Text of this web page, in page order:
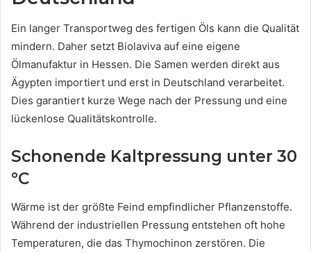
Ein langer Transportweg des fertigen Öls kann die Qualität
mindern. Daher setzt Biolaviva auf eine eigene
Ölmanufaktur in Hessen. Die Samen werden direkt aus
Ägypten importiert und erst in Deutschland verarbeitet.
Dies garantiert kurze Wege nach der Pressung und eine
lückenlose Qualitätskontrolle.
Schonende Kaltpressung unter 30
°C
Wärme ist der größte Feind empfindlicher Pflanzenstoffe.
Während der industriellen Pressung entstehen oft hohe
Temperaturen, die das Thymochinon zerstören. Die